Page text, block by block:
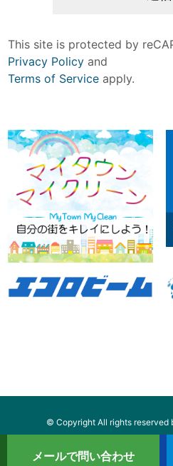
メールで問い合わせ
This site is protected by
Privacy Policy and
Terms of Service apply.
© Copyright All rights